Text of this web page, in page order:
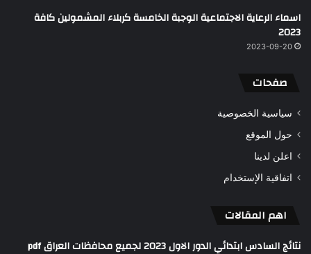
اسماء الرعاية الاجتماعية الوجبة الخامسة كربلاء المشمولين كافة
2023
2023-09-20
صفحات
سياسية الخصوصية
حول الموقع
اعلن لدينا
اتفاقية الإستخدام
اهم المقالات
نتائج السادس ابتدائي الدور الاول 2023 لجميع محافظات العراق pdf